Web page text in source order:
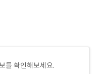
를 확인해보세요.